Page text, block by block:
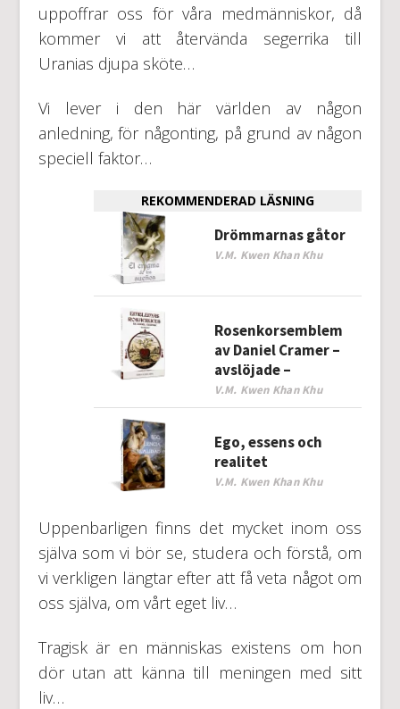
uppoffrar oss för våra medmänniskor, då
kommer vi att återvända segerrika till
Uranias djupa sköte…
Vi lever i den här världen av någon
anledning, för någonting, på grund av någon
speciell faktor…
REKOMMENDERAD LÄSNING
Drömmarnas gåtor
V.M. Kwen Khan Khu
Rosenkorsemblem
av Daniel Cramer –
avslöjade –
V.M. Kwen Khan Khu
Ego, essens och
realitet
V.M. Kwen Khan Khu
Uppenbarligen finns det mycket inom oss
själva som vi bör se, studera och förstå, om
vi verkligen längtar efter att få veta något om
oss själva, om vårt eget liv…
Tragisk är en människas existens om hon
dör utan att känna till meningen med sitt
liv…